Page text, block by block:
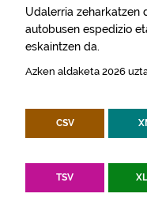
Udalerria zeharkatzen
autobusen espedizio
eskaintzen da.
Azken aldaketa 2026
CSV
TSV